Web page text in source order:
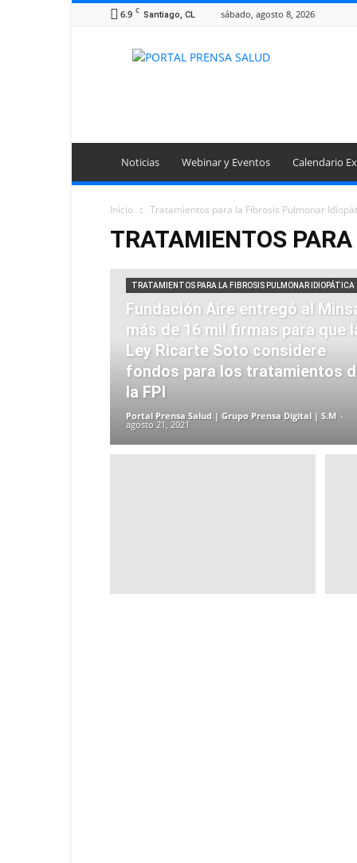
6.9 C Santiago, CL sábado, agosto 8, 2026
Portal
Noticias Webinar y Eventos Calendario
Inicio Tratamientos para la Fibrosis Pulmonar
TRATAMIENTOS
TRATAMIENTOS PARA LA FIBROSIS PULMONAR IDIOPÁTICA
Fundación Aire entregó al
más de 16 mil firmas para que
Ley Ricarte Soto considere
fondos para los tratamientos
la FPI
Portal Prensa Salud | Grupo Prensa Digital | S.M -
agosto 21, 2021